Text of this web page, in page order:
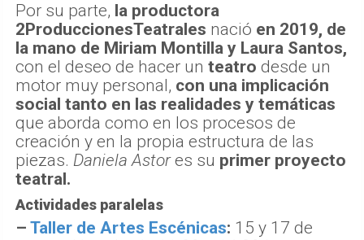
Por su parte, la productora
2ProduccionesTeatrales nació en 2019, de
la mano de Miriam Montilla y Laura Santos,
con el deseo de hacer un teatro desde un
motor muy personal, con una implicación
social tanto en las realidades y temáticas
que aborda como en los procesos de
creación y en la propia estructura de las
piezas. Daniela Astores su primer proyecto
teatral.
Actividades paralelas
– Taller de Artes Escénicas: 15 y 17 de